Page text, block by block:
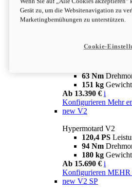
63 Nm
151 kg
Ab 13.890 € i
63 Nm
151 kg
Ab 13.390 € i
Konfigurieren Mehr
new V2
Hypermotard V2
120,4 PS
94 Nm
180 kg
Ab 15.690 € i
Konfigurieren
new V2 SP
Gerät zu, um die Websitenavigation zu
Marketingbemühungen zu unterstützen.
Cookie-